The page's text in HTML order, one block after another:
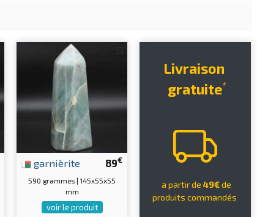
89€
garnièrite
590 grammes | 145x55x55
mm
voir le produit
Livraison
gratuite*
a partir de 49€de
produits commandés